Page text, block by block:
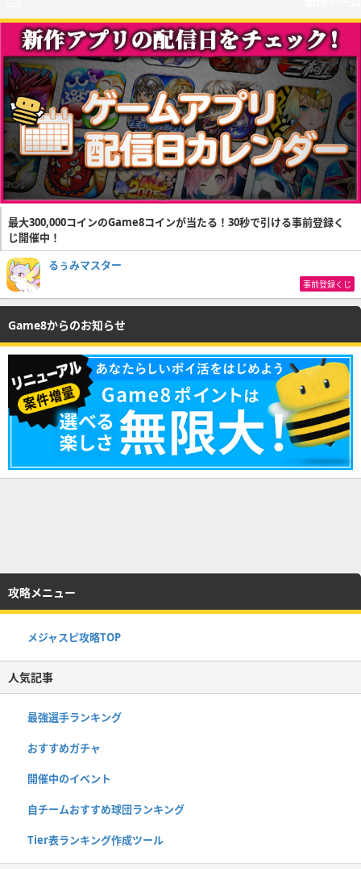
最大300,000コインのGame8コインが当たる！30秒で引ける事前登録く
じ開催中！
るぅみマスター
事前登録くじ
Game8からのお知らせ
攻略メニュー
メジャスピ攻略TOP
人気記事
最強選手ランキング
おすすめガチャ
開催中のイベント
自チームおすすめ球団ランキング
Tier表ランキング作成ツール